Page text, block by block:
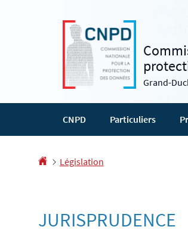
Grand-
CNPD Particuliers
AccueilLégislation
JURISPRUDENCE